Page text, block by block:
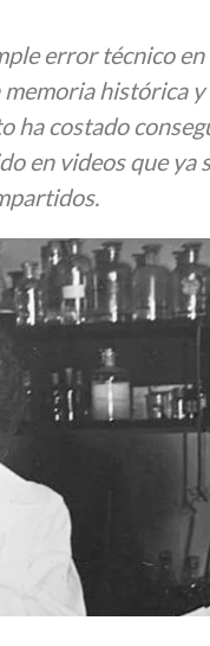
error técnico
histórica
ha costado
en videos que ya